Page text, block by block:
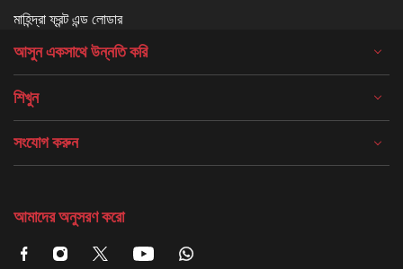
মাহিন্দ্রা ফ্রন্ট এন্ড লোডার
আসুন একসাথে উন্নতি করি
শিখুন
সংযোগ করুন
আমাদের অনুসরণ করো